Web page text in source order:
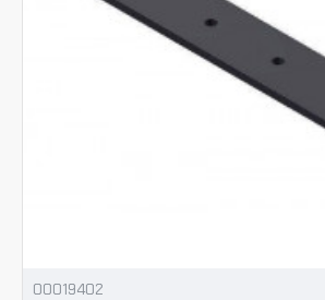
00019402